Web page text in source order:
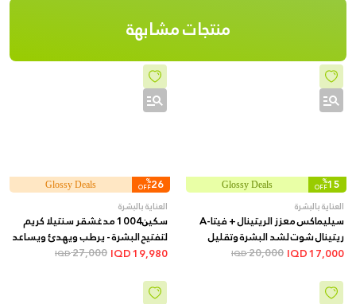
منتجات مشابهة
15
%
OFF
Glossy Deals
العناية بالبشرة
سيليماكس معزز الريتينال + فيتا-A
ريتينال شوت لشد البشرة وتقليل
المسام والخطوط الدقيقة + 15 مل
17,000
20,000
IQD
26
%
OFF
Glossy Deals
العناية بالبشرة
سكين1004 مدغشقر سنتيلا كريم
لتفتيح البشرة - يرطب ويهدئ ويساعد
على توحيد اللون وتقليل التصبغات,
19,980
27,000
IQD